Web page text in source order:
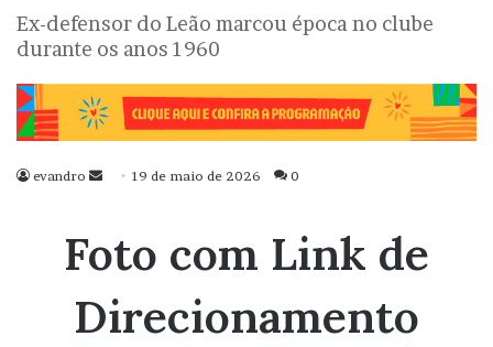
Ex-defensor do Leão marcou época no clube
durante os anos 1960
evandro
Mande
mail
19 de maio de 2026 0
Foto com Link de
Direcionamento